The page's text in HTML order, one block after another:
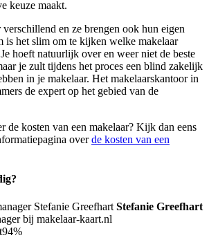
keuze maakt.
en ze brengen ook hun eigen
is het slim om te kijken welke makelaar
hoeft natuurlijk over en weer niet de beste
je zult tijdens het proces een blind zakelijk
in je makelaar. Het makelaarskantoor in
de expert op het gebied van de
de kosten van een makelaar? Kijk dan eens
overde kosten van een
Stefanie Greefhart
bij makelaar-kaart.nl
94%